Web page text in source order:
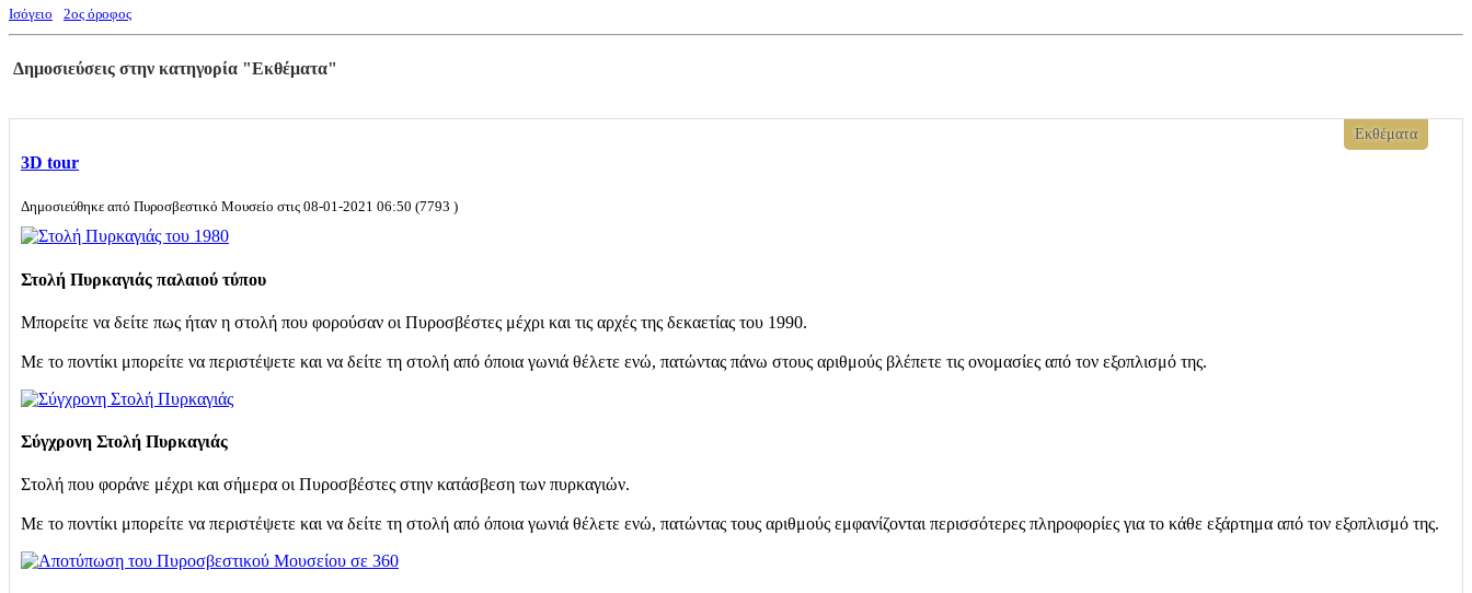
Ισόγειο
2ος όροφος
Δημοσιεύσεις στην κατηγορία "Εκθέματα"
Εκθέματα
3D tour
Δημοσιεύθηκε από Πυροσβεστικό Μουσείο στις 08-01-2021 06:50 (7793 )
Στολή Πυρκαγιάς παλαιού τύπου
Μπορείτε να δείτε πως ήταν η στολή που φορούσαν οι Πυροσβέστες μέχρι και τις αρχές της δεκαετίας του 1990.
Με το ποντίκι μπορείτε να περιστέψετε και να δείτε τη στολή από όποια γωνιά θέλετε ενώ, πατώντας πάνω στους αριθμούς βλέπετε τις ονομασίες από τον εξοπλισμό της.
Σύγχρονη Στολή Πυρκαγιάς
Στολή που φοράνε μέχρι και σήμερα οι Πυροσβέστες στην κατάσβεση των πυρκαγιών.
Με το ποντίκι μπορείτε να περιστέψετε και να δείτε τη στολή από όποια γωνιά θέλετε ενώ, πατώντας τους αριθμούς εμφανίζονται περισσότερες πληροφορίες για το κάθε εξάρτημα από τον εξοπλισμό της.